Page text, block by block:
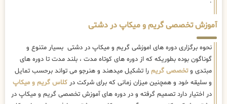
آموزش تخصصی گریم و میکاپ در دشتی
نحوه برگزاری دوره های اموزشی گریم و میکاپ در دشتی بسیار متنوع و
گوناگون بوده بطوریکه که از دوره های کوتاه مدت ، بلند مدت تا دوره های
مبتدی وتخصصی گریم را تشکیل میدهند و هنرجو می تواند برحسب تمایل
و سلیقه خود و همچنین میزان زمانی که برای شرکت در کلاس گریم و میکاپ
در اختیار دارد تصمیم گرفته و در دوره های آموزش تخصصی گریم و میکاپ در